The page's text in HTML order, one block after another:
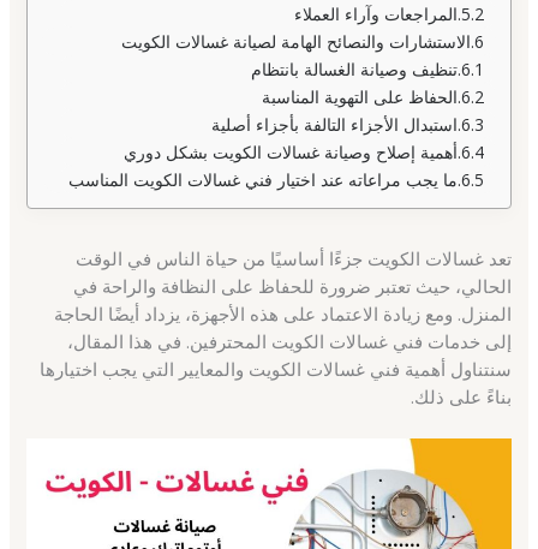
المراجعات وآراء العملاء
الاستشارات والنصائح الهامة لصيانة غسالات الكويت
تنظيف وصيانة الغسالة بانتظام
الحفاظ على التهوية المناسبة
استبدال الأجزاء التالفة بأجزاء أصلية
أهمية إصلاح وصيانة غسالات الكويت بشكل دوري
ما يجب مراعاته عند اختيار فني غسالات الكويت المناسب
تعد غسالات الكويت جزءًا أساسيًا من حياة الناس في الوقت
الحالي، حيث تعتبر ضرورة للحفاظ على النظافة والراحة في
المنزل. ومع زيادة الاعتماد على هذه الأجهزة، يزداد أيضًا الحاجة
إلى خدمات فني غسالات الكويت المحترفين. في هذا المقال،
سنتناول أهمية فني غسالات الكويت والمعايير التي يجب اختيارها
بناءً على ذلك.